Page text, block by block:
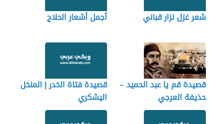
شعر غزل نزار قباني أجمل أشعار الحلاج
قصيدة قم يا عبد الحميد –
حذيفة العرجي
قصيدة فتاة الخدر | المنخل
اليشكري